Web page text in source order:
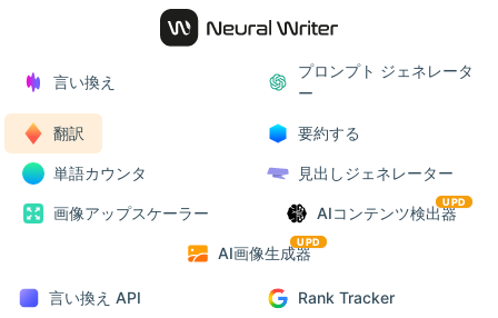
言い換え
プロンプト ジェネレータ
ー
翻訳 要約する
単語カウンタ 見出しジェネレーター
画像アップスケーラー AIコンテンツ検出器
UPD
AI画像生成器
UPD
言い換え API
Rank Tracker